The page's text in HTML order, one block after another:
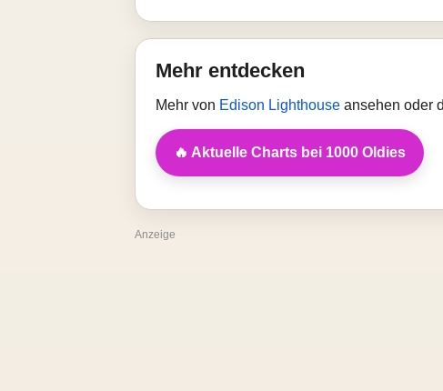
Mehr entdecken
Mehr von Edison Lighthouse ansehen oder
🔥 Aktuelle Charts bei 1000 Oldies
Anzeige